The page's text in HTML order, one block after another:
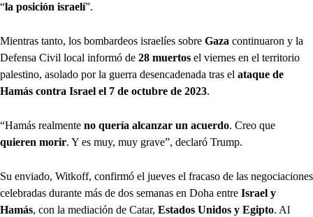
“la posición israelí”.
Mientras tanto, los bombardeos israelíes sobre Gaza continuaron y la
Defensa Civil local informó de 28 muertos el viernes en el territorio
palestino, asolado por la guerra desencadenada tras el ataque de
Hamás contra Israel el 7 de octubre de 2023.
“Hamás realmente no quería alcanzar un acuerdo. Creo que
quieren morir. Y es muy, muy grave”, declaró Trump.
Su enviado, Witkoff, confirmó el jueves el fracaso de las negociaciones
celebradas durante más de dos semanas en Doha entre Israel y
Hamás, con la mediación de Catar, Estados Unidos y Egipto. Al